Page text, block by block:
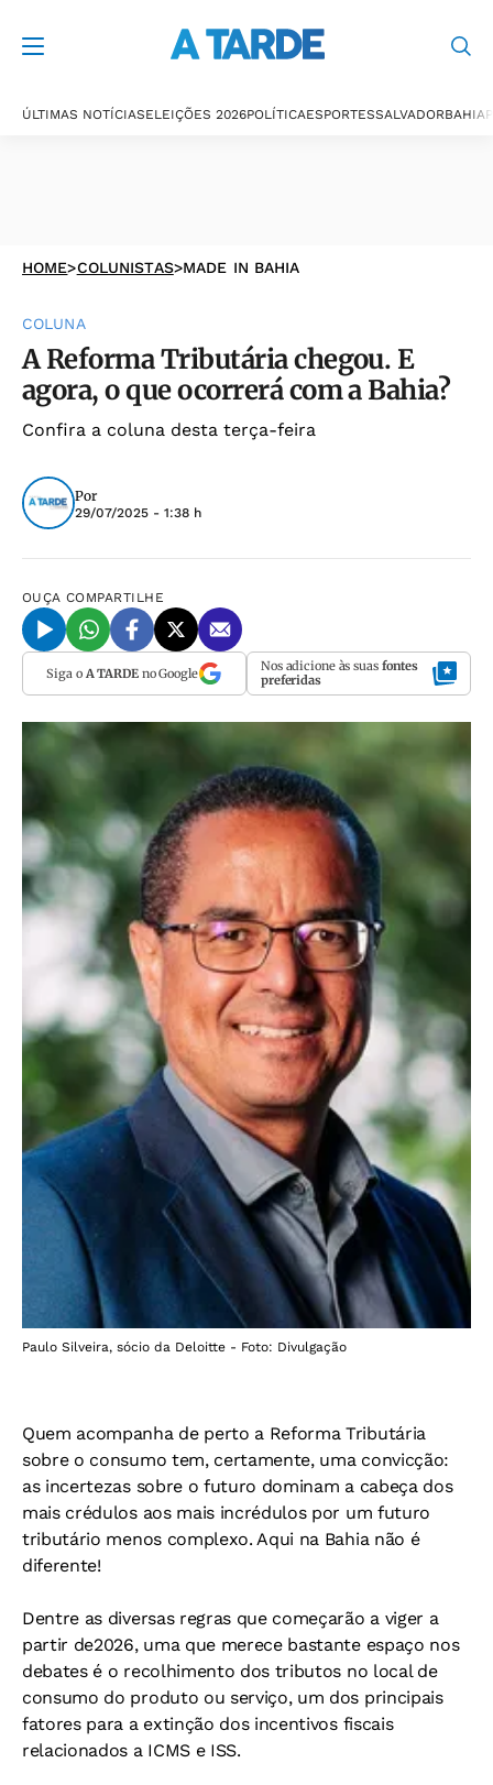
ÚLTIMAS NOTÍCIASELEIÇÕES 2026POLÍTICAESPORTESSALVADORBAHIA
HOME>COLUNISTAS>MADE IN BAHIA
COLUNA
A Reforma Tributária chegou. E
agora, o que ocorrerá com a Bahia?
Confira a coluna desta terça-feira
Por
29/07/2025 - 1:38 h
OUÇA COMPARTILHE
Siga o A TARDEno Google Nos adicione às suas fontes
preferidas
Paulo Silveira, sócio da Deloitte - Foto: Divulgação
Quem acompanha de perto a Reforma Tributária
sobre o consumo tem, certamente, uma convicção:
as incertezas sobre o futuro dominam a cabeça dos
mais crédulos aos mais incrédulos por um futuro
tributário menos complexo. Aqui na Bahia não é
diferente!
Dentre as diversas regras que começarão a viger a
partir de2026, uma que merece bastante espaço nos
debates é o recolhimento dos tributos no local de
consumo do produto ou serviço, um dos principais
fatores para a extinção dos incentivos fiscais
relacionados a ICMS e ISS.